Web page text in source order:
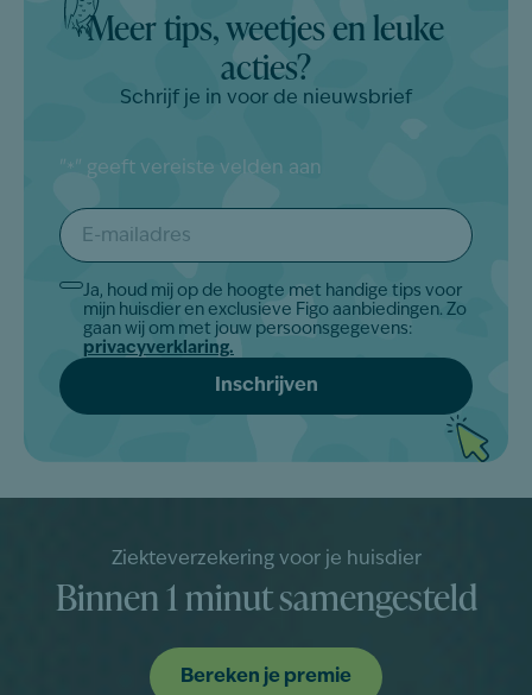
Meer tips, weetjes en leuke
acties?
Schrijf je in voor de nieuwsbrief
" * " geeft vereiste velden aan
E-
mailadres
*
Akkoord
Ja, houd mij op de hoogte met handige tips voor
mijn huisdier en exclusieve Figo aanbiedingen. Zo
gaan wij om met jouw persoonsgegevens:
privacyverklaring.
Ziekteverzekering voor je huisdier
Binnen 1 minut samengesteld
Bereken je premie